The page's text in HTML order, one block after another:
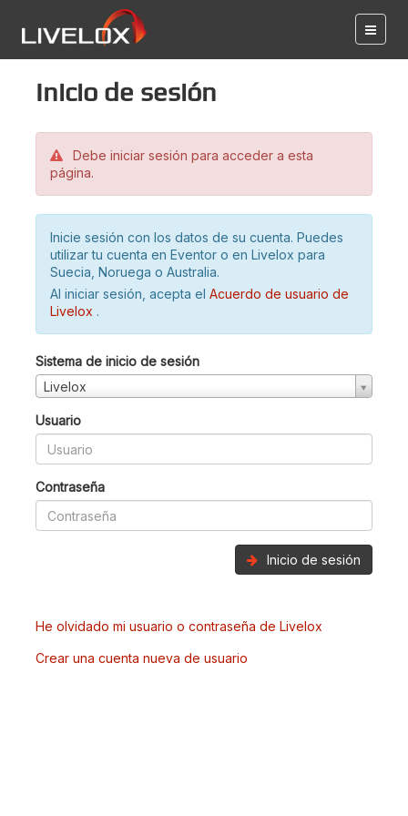
Inicio de sesión
Debe iniciar sesión para acceder a esta
página.
Inicie sesión con los datos de su cuenta. Puedes
utilizar tu cuenta en Eventor o en Livelox para
Suecia, Noruega o Australia.
Al iniciar sesión, acepta el Acuerdo de usuario de
Livelox .
Sistema de inicio de sesión
Livelox
Usuario
Contraseña
Inicio de sesión
He olvidado mi usuario o contraseña de Livelox
Crear una cuenta nueva de usuario